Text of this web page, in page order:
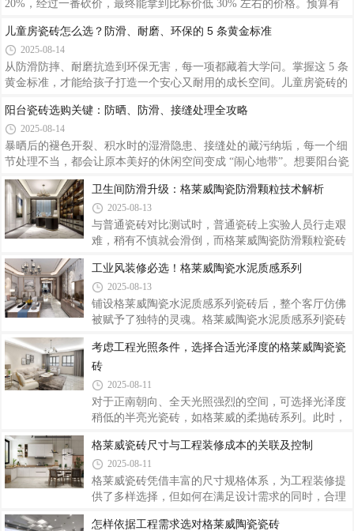
陶瓷携手现代简约风，用素色瓷砖为我们开启了一扇
通往高级感留白空间的大门，让我们在其中品味生活
的点滴美好，感受岁月静好的温柔流淌。
推荐
比如在某二线城市的建材市场，同样规格的通体砖，
不同商家报价相差 20%，经过一番砍价，最终能拿到
比标价低 30% 左右的价格。预算有限并不意味着要
儿童房瓷砖怎么选？防滑、耐磨、环保的 5 条黄金标
2025-08-14
学问。掌握这 5 条黄金标准，才能给孩子打造一个安
心又耐用的成长空间。儿童房瓷砖的选择，是一场安
全性、实用性与美观性的平衡艺术。牢记这 5 条黄金
标准，结合孩子的年龄、性格和使用需求，才能选到
长保驾护航。
阳台瓷砖选购关键：防晒、防滑、接缝处理全攻略​
2025-08-14
节处理不当，都会让原本美好的休闲空间变成 “闹心地带”。想要阳台瓷
砖经久耐用，防晒、防滑、接缝处理这三大关键必须牢牢把握。阳台瓷
砖选购没有标准答案，只有最贴合需求的方案。
卫生间防滑升级：格莱威陶瓷防滑颗粒技术解析
2025-08-13
难，稍有不慎就会滑倒，而格莱威陶瓷防滑颗粒瓷砖
则表现稳定，充分展现出技术优势。卫生间防滑无小
与匠心为用户筑起安全防线。
工业风装修必选！格莱威陶瓷水泥质感系列
2025-08-13
铺设格莱威陶瓷水泥质感系列瓷砖后，整个客厅仿佛
被赋予了独特的灵魂。格莱威陶瓷水泥质感系列瓷砖
应用于此，能完美契合厨房的功能需求。格莱威陶瓷
面，都能营造出独特的氛围。
考虑工程光照条件，选择合适光泽度的格莱威陶瓷瓷
砖
2025-08-11
稍低的半亮光瓷砖，如格莱威的柔抛砖系列。此时，